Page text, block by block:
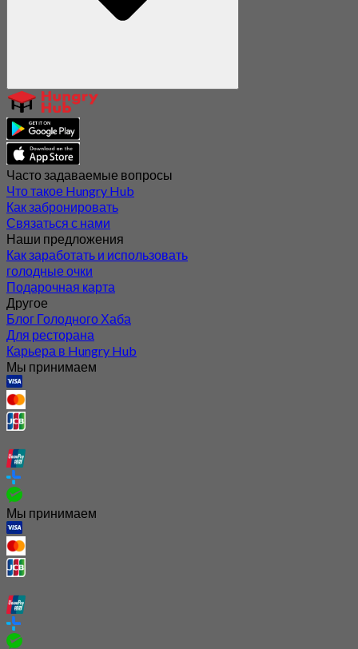
Часто задаваемые вопросы
Что такое Hungry Hub
Как забронировать
Связаться с нами
Наши предложения
Как заработать и использовать
голодные очки
Подарочная карта
Другое
Блог Голодного Хаба
Для ресторана
Карьера в Hungry Hub
Мы принимаем
Мы принимаем